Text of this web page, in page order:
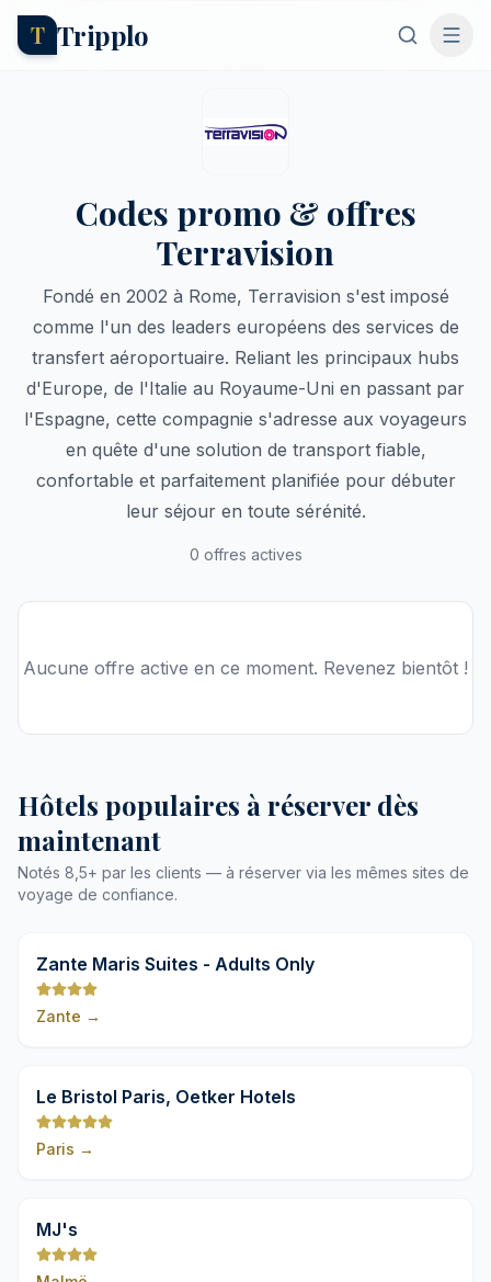
T Tripplo
Codes promo & offres
Terravision
Fondé en 2002 à Rome, Terravision s'est imposé
comme l'un des leaders européens des services de
transfert aéroportuaire. Reliant les principaux hubs
d'Europe, de l'Italie au Royaume-Uni en passant par
l'Espagne, cette compagnie s'adresse aux voyageurs
en quête d'une solution de transport fiable,
confortable et parfaitement planifiée pour débuter
leur séjour en toute sérénité.
0 offres actives
Aucune offre active en ce moment. Revenez bientôt !
Hôtels populaires à réserver dès
maintenant
Notés 8,5+ par les clients — à réserver via les mêmes sites de
voyage de confiance.
Zante Maris Suites - Adults Only
Zante →
Le Bristol Paris, Oetker Hotels
Paris →
MJ's